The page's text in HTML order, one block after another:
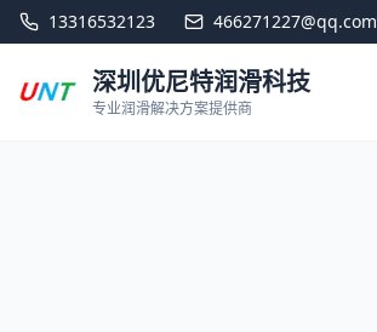
13316532123 466271227@qq.com
深圳优尼特润滑科技
专业润滑解决方案提供商